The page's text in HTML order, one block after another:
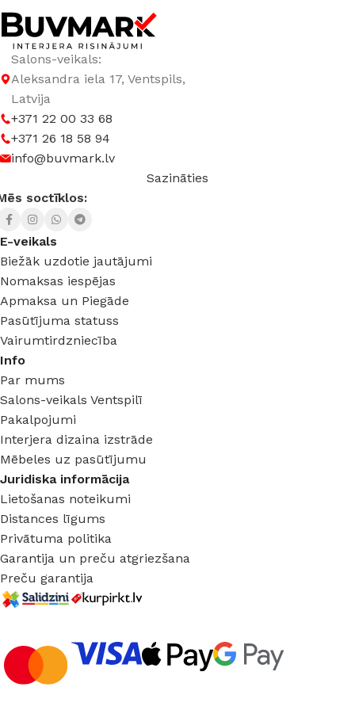
Salons-veikals:
Aleksandra iela 17, Ventspils,
Latvija
+371 22 00 33 68
+371 26 18 58 94
info@buvmark.lv
Sazināties
soctīklos:
E-veikals
Biežāk uzdotie jautājumi
Nomaksas iespējas
Apmaksa un Piegāde
Pasūtījuma statuss
Vairumtirdzniecība
Info
Par mums
Salons-veikals Ventspilī
Pakalpojumi
Interjera dizaina izstrāde
Mēbeles uz pasūtījumu
Juridiska informācija
Lietošanas noteikumi
Distances līgums
Privātuma politika
Garantija un preču atgriezšana
Preču garantija